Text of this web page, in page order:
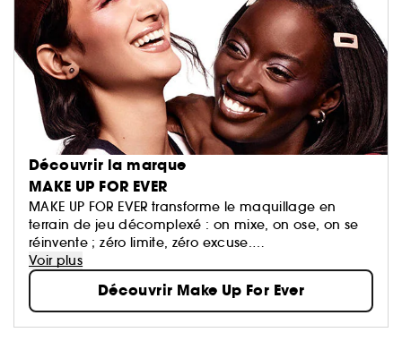
Découvrir la marque
MAKE UP FOR EVER
MAKE UP FOR EVER transforme le maquillage en
terrain de jeu décomplexé : on mixe, on ose, on se
réinvente ; zéro limite, zéro excuse.
Ses formules haute performance suivent le rythme et
subliment toutes les carnations, quoi qu’il arrive.
Voir plus
Découvrir Make Up For Ever